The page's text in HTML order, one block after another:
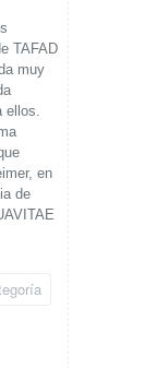
TAFAD
muy
ellos.
en
de